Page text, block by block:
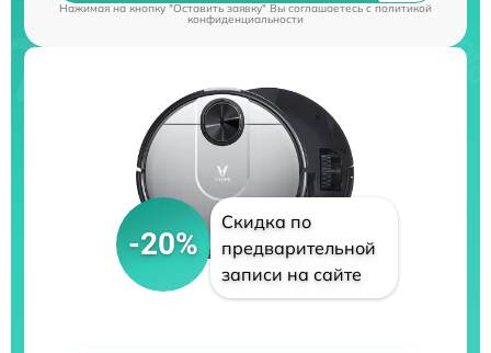
Нажимая на кнопку "Оставить заявку" Вы соглашаетесь cполитикой
конфиденциальности
-20%
Скидка по
предварительной
записи на сайте